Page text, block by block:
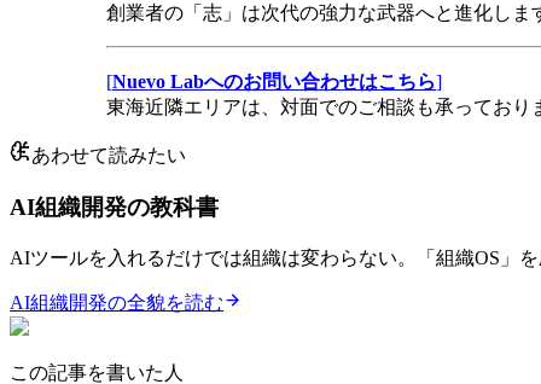
創業者の「志」は次代の強力な武器へと進化しま
[Nuevo Labへのお問い合わせはこちら]
東海近隣エリアは、対面でのご相談も承っており
あわせて読みたい
AI組織開発の教科書
AIツールを入れるだけでは組織は変わらない。「組織OS」
AI組織開発の全貌を読む
この記事を書いた人